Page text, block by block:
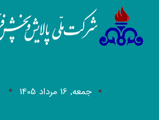
جمعه, 16 مرداد 1405